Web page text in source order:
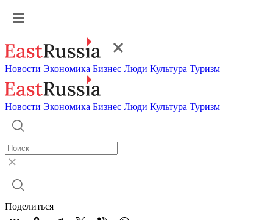
Новости Экономика Бизнес Люди Культура Туризм
Новости Экономика Бизнес Люди Культура Туризм
Поделиться